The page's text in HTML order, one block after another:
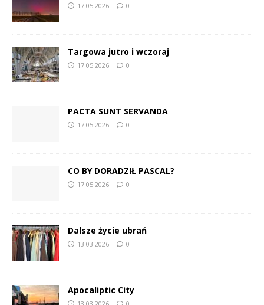
17.05.2026 0
Targowa jutro i wczoraj
17.05.2026 0
PACTA SUNT SERVANDA
17.05.2026 0
CO BY DORADZIŁ PASCAL?
17.05.2026 0
Dalsze życie ubrań
13.03.2026 0
Apocaliptic City